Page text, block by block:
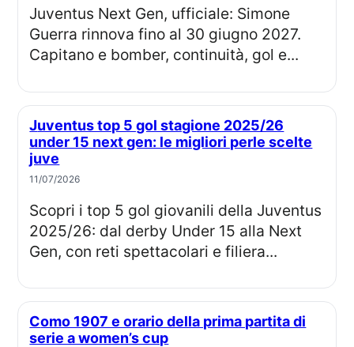
Juventus Next Gen, ufficiale: Simone
Guerra rinnova fino al 30 giugno 2027.
Capitano e bomber, continuità, gol e...
Juventus top 5 gol stagione 2025/26
under 15 next gen: le migliori perle scelte
juve
11/07/2026
Scopri i top 5 gol giovanili della Juventus
2025/26: dal derby Under 15 alla Next
Gen, con reti spettacolari e filiera...
Como 1907 e orario della prima partita di
serie a women’s cup